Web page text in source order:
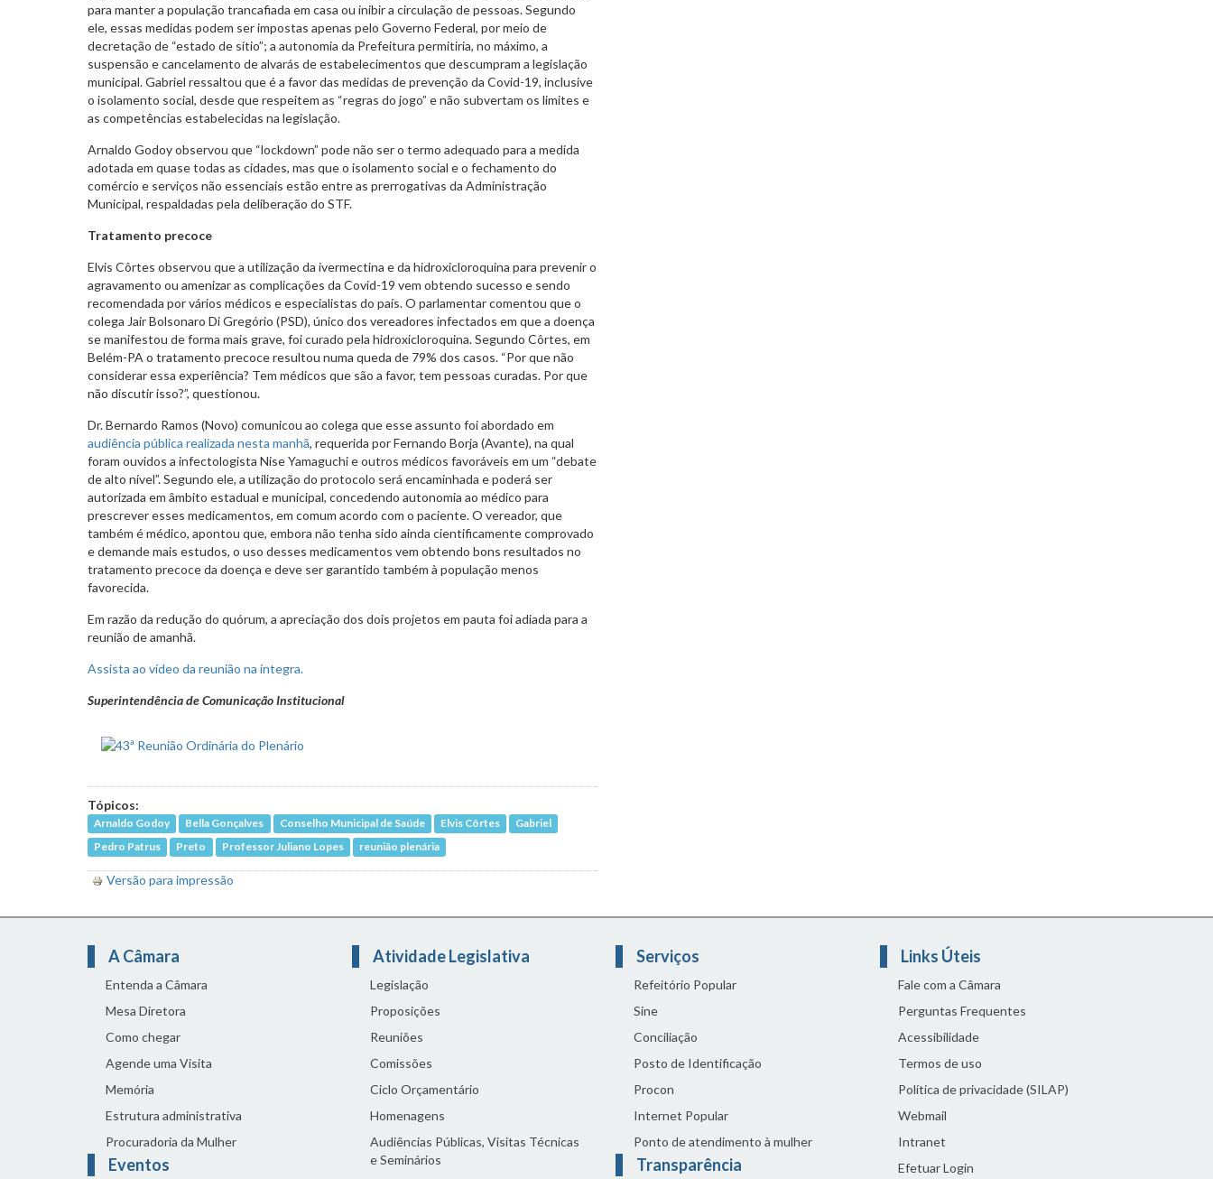
para manter a população trancafiada em casa ou inibir a circulação de pessoas. Segundo
ele, essas medidas podem ser impostas apenas pelo Governo Federal, por meio de
decretação de “estado de sítio”; a autonomia da Prefeitura permitiria, no máximo, a
suspensão e cancelamento de alvarás de estabelecimentos que descumpram a legislação
municipal. Gabriel ressaltou que é a favor das medidas de prevenção da Covid-19, inclusive
o isolamento social, desde que respeitem as “regras do jogo” e não subvertam os limites e
as competências estabelecidas na legislação.
Arnaldo Godoy observou que “lockdown” pode não ser o termo adequado para a medida
adotada em quase todas as cidades, mas que o isolamento social e o fechamento do
comércio e serviços não essenciais estão entre as prerrogativas da Administração
Municipal, respaldadas pela deliberação do STF.
Tratamento precoce
Elvis Côrtes observou que a utilização da ivermectina e da hidroxicloroquina para prevenir o
agravamento ou amenizar as complicações da Covid-19 vem obtendo sucesso e sendo
recomendada por vários médicos e especialistas do país. O parlamentar comentou que o
colega Jair Bolsonaro Di Gregório (PSD), único dos vereadores infectados em que a doença
se manifestou de forma mais grave, foi curado pela hidroxicloroquina. Segundo Côrtes, em
Belém-PA o tratamento precoce resultou numa queda de 79% dos casos. “Por que não
considerar essa experiência? Tem médicos que são a favor, tem pessoas curadas. Por que
não discutir isso?”, questionou.
Dr. Bernardo Ramos (Novo) comunicou ao colega que esse assunto foi abordado em
audiência pública realizada nesta manhã, requerida por Fernando Borja (Avante), na qual
foram ouvidos a infectologista Nise Yamaguchi e outros médicos favoráveis em um “debate
de alto nível”. Segundo ele, a utilização do protocolo será encaminhada e poderá ser
autorizada em âmbito estadual e municipal, concedendo autonomia ao médico para
prescrever esses medicamentos, em comum acordo com o paciente. O vereador, que
também é médico, apontou que, embora não tenha sido ainda cientificamente comprovado
e demande mais estudos, o uso desses medicamentos vem obtendo bons resultados no
tratamento precoce da doença e deve ser garantido também à população menos
favorecida.
Em razão da redução do quórum, a apreciação dos dois projetos em pauta foi adiada para a
reunião de amanhã.
Assista ao vídeo da reunião na íntegra.
Superintendência de Comunicação Institucional
Tópicos:
Arnaldo Godoy Bella Gonçalves Conselho Municipal de Saúde Elvis Côrtes
Gabriel
Pedro Patrus
Preto Professor Juliano Lopes reunião plenária
Versão para impressão
A Câmara
Entenda a Câmara
Mesa Diretora
Como chegar
Agende uma Visita
Memória
Estrutura administrativa
Procuradoria da Mulher
Eventos
Atividade Legislativa
Legislação
Proposições
Reuniões
Comissões
Ciclo Orçamentário
Homenagens
Audiências Públicas, Visitas Técnicas
e Seminários
Serviços
Refeitório Popular
Sine
Conciliação
Posto de Identificação
Procon
Internet Popular
Ponto de atendimento à mulher
Transparência
Links Úteis
Fale com a Câmara
Perguntas Frequentes
Acessibilidade
Termos de uso
Política de privacidade (SILAP)
Webmail
Intranet
Efetuar Login